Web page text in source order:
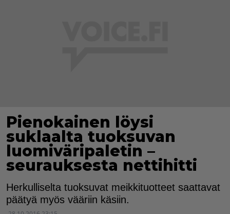
Pienokainen löysi
suklaalta tuoksuvan
luomiväripaletin –
seurauksesta nettihitti
Herkulliselta tuoksuvat meikkituotteet saattavat
päätyä myös vääriin käsiin.